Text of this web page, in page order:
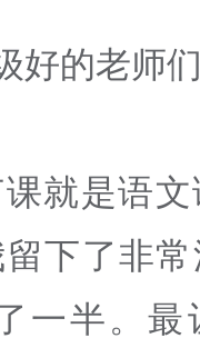
好的老师
就是语
下了非
一半。最